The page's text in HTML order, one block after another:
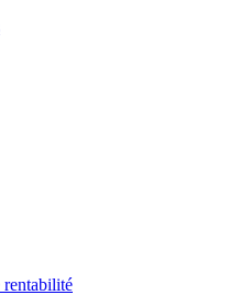
rentabilité